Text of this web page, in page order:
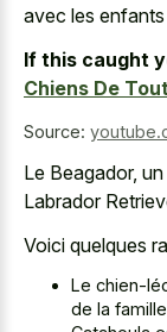
avec les
If this caught
Chiens De
Source:
Le Beagador,
Labrador
Voici quelques
Le chien-
de la